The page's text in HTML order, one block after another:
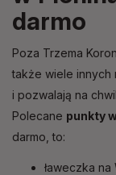
darmo
Poza Trzema
także wiele innych
i pozwalają na
Polecane punkty
darmo, to:
ławeczka na